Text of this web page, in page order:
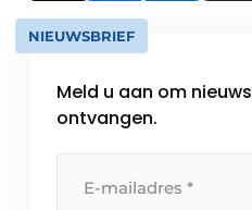
NIEUWSBRIEF
Meld u aan om
ontvangen.